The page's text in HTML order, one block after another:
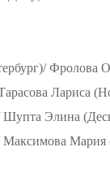
Фролова
Лариса
Элина
Максимова Мария